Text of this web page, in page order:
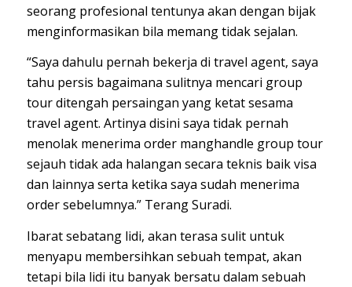
seorang profesional tentunya akan dengan bijak
menginformasikan bila memang tidak sejalan.
“Saya dahulu pernah bekerja di travel agent, saya
tahu persis bagaimana sulitnya mencari group
tour ditengah persaingan yang ketat sesama
travel agent. Artinya disini saya tidak pernah
menolak menerima order manghandle group tour
sejauh tidak ada halangan secara teknis baik visa
dan lainnya serta ketika saya sudah menerima
order sebelumnya.” Terang Suradi.
Ibarat sebatang lidi, akan terasa sulit untuk
menyapu membersihkan sebuah tempat, akan
tetapi bila lidi itu banyak bersatu dalam sebuah